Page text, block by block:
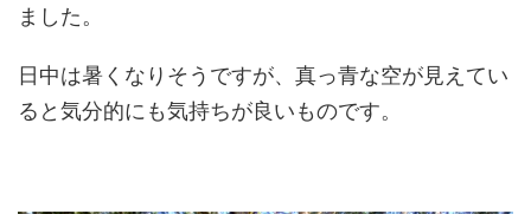
ました。
日中は暑くなりそうですが、真っ青な空が見えてい
ると気分的にも気持ちが良いものです。